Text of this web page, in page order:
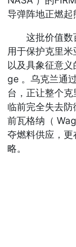
导弹阵地正燃起
这批价值数
用于保护克里米
以及具象征意
ge 。乌克兰通
台，正让整个
临前完全失去
前瓦格纳（
夺燃料供应，
略。